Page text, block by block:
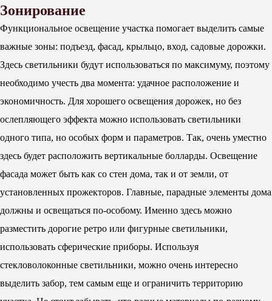
Зонирование
Функциональное освещение участка помогает выделить самые
важные зоны: подъезд, фасад, крыльцо, вход, садовые дорожки.
Здесь светильники будут использоваться по максимуму, поэтому
необходимо учесть два момента: удачное расположение и
экономичность. Для хорошего освещения дорожек, но без
ослепляющего эффекта можно использовать светильники
одного типа, но особых форм и параметров. Так, очень уместно
здесь будет расположить вертикальные болларды. Освещение
фасада может быть как со стен дома, так и от земли, от
установленных прожекторов. Главные, парадные элементы дома
должны и освещаться по-особому. Именно здесь можно
разместить дорогие ретро или фигурные светильники,
использовать сферические приборы. Используя
стекловолоконные светильники, можно очень интересно
выделить забор, тем самым еще и ограничить территорию